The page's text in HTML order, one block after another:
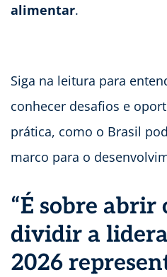
alimentar.
Siga na leitura para
conhecer desafios e
prática, como o Brasil
marco para o
“É sobre abrir
dividir a
2026